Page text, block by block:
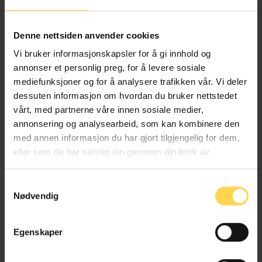
Denne nettsiden anvender cookies
Vi bruker informasjonskapsler for å gi innhold og
annonser et personlig preg, for å levere sosiale
mediefunksjoner og for å analysere trafikken vår. Vi deler
dessuten informasjon om hvordan du bruker nettstedet
vårt, med partnerne våre innen sosiale medier,
annonsering og analysearbeid, som kan kombinere den
med annen informasjon du har gjort tilgjengelig for dem,
eller som de har samlet inn gjennom din bruk av
Nødvendig
Egenskaper
Helse- og omsorgsrett
Angrerettloven
EU/EØS-rett
Forbruker-, kjøps- og konkurranserett